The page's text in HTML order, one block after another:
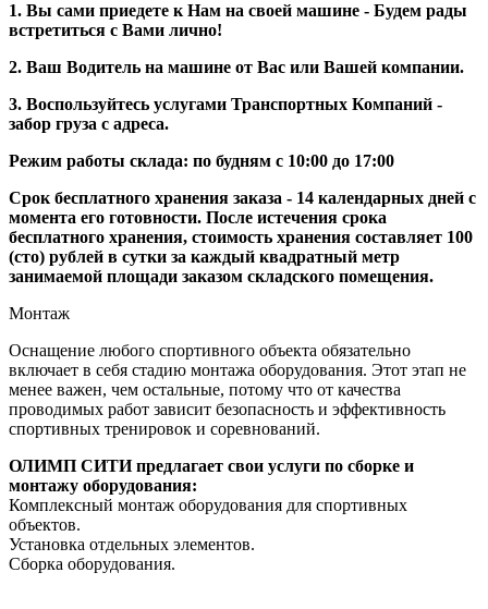
1. Вы сами приедете к Нам на своей машине - Будем рады
встретиться с Вами лично!
2. Ваш Водитель на машине от Вас или Вашей компании.
3. Воспользуйтесь услугами Транспортных Компаний -
забор груза с адреса.
Режим работы склада: по будням с 10:00 до 17:00
Срок бесплатного хранения заказа - 14 календарных дней с
момента его готовности. После истечения срока
бесплатного хранения, стоимость хранения составляет 100
(сто) рублей в сутки за каждый квадратный метр
занимаемой площади заказом складского помещения.
Монтаж
Оснащение любого спортивного объекта обязательно
включает в себя стадию монтажа оборудования. Этот этап не
менее важен, чем остальные, потому что от качества
проводимых работ зависит безопасность и эффективность
спортивных тренировок и соревнований.
ОЛИМП СИТИ предлагает свои услуги по сборке и
монтажу оборудования:
Комплексный монтаж оборудования для спортивных
объектов.
Установка отдельных элементов.
Сборка оборудования.